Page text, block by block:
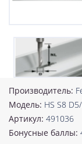
Производитель:
Модель: HS S8
Артикул: 491036
Бонусные баллы: